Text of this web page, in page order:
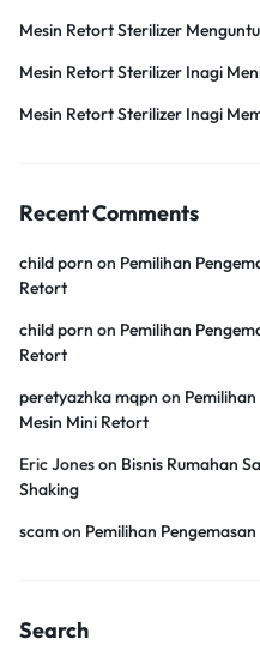
Mesin Retort Sterilizer
Mesin Retort Sterilizer Inagi
Mesin Retort Sterilizer Inagi
Recent Comments
child porn on Pemilihan
Retort
child porn on Pemilihan
Retort
peretyazhka mqpn on
Mesin Mini Retort
Eric Joneson Bisnis Rumahan
Shaking
scamon Pemilihan
Search